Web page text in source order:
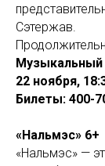
Сэтержав.
Музыкальный
22 ноября,
Билеты: 400-
«Нальмэс» 6+
«Нальмэс» —